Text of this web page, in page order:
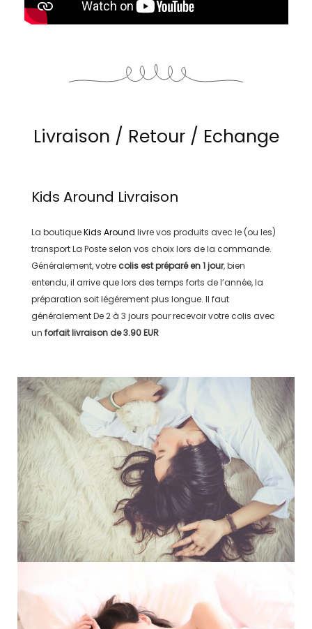
Livraison / Retour / Echange
Kids Around Livraison
La boutiqueKids Around livre vos produits avec le (ou les)
transportLa Posteselon vos choix lors de la commande.
Généralement, votre colis est préparé en1 jour, bien
entendu, il arrive que lors des temps forts de l’année, la
préparation soit légérement plus longue. Il faut
généralementDe 2 à 3 jours pour recevoir votre colis avec
un forfait livraison de3.90 EUR